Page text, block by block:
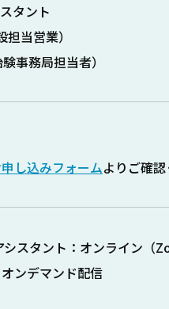
タント
担当営業）
事務局担当者）
し込みフォームよりご確
シスタント：オンライン（
ンデマンド配信